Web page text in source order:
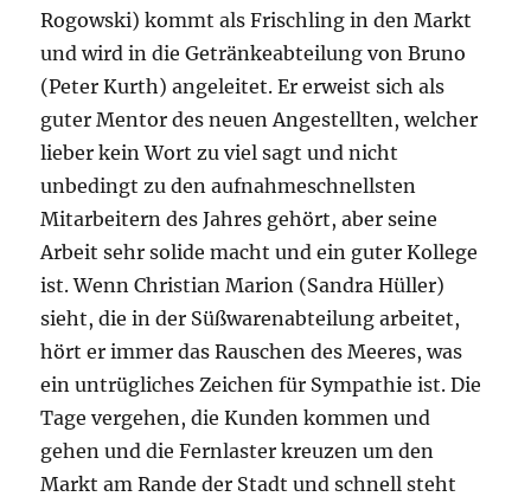
Rogowski) kommt als Frischling in den Markt
und wird in die Getränkeabteilung von Bruno
(Peter Kurth) angeleitet. Er erweist sich als
guter Mentor des neuen Angestellten, welcher
lieber kein Wort zu viel sagt und nicht
unbedingt zu den aufnahmeschnellsten
Mitarbeitern des Jahres gehört, aber seine
Arbeit sehr solide macht und ein guter Kollege
ist. Wenn Christian Marion (Sandra Hüller)
sieht, die in der Süßwarenabteilung arbeitet,
hört er immer das Rauschen des Meeres, was
ein untrügliches Zeichen für Sympathie ist. Die
Tage vergehen, die Kunden kommen und
gehen und die Fernlaster kreuzen um den
Markt am Rande der Stadt und schnell steht